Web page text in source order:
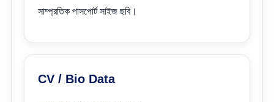
সাম্প্রতিক পাসপোর্ট সাইজ ছবি।
CV / Bio Data